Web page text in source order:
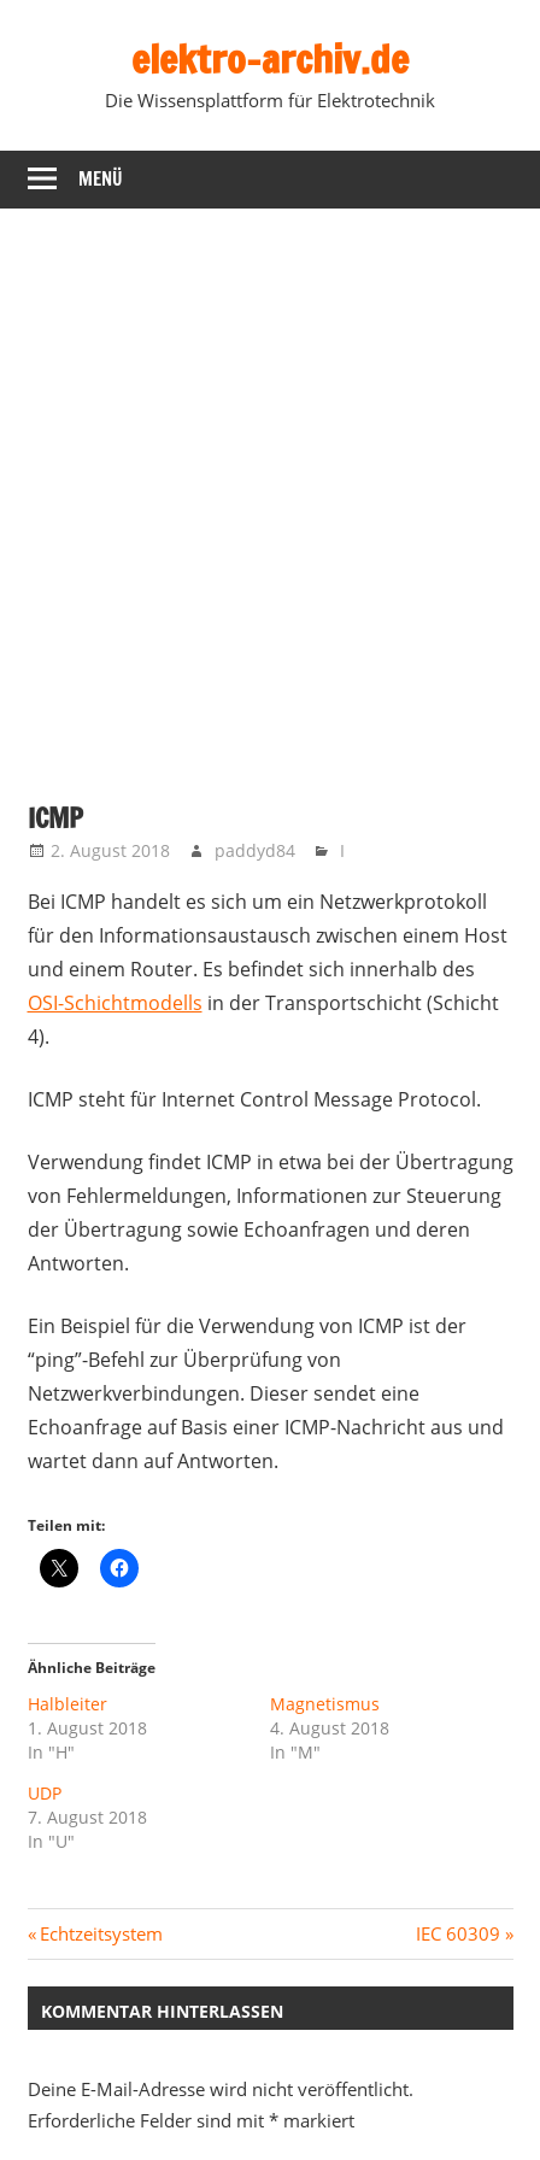
elektro-archiv.de
Die Wissensplattform für Elektrotechnik
MENÜ
ICMP
2. August 2018 paddyd84 I
Bei ICMP handelt es sich um ein Netzwerkprotokoll
für den Informationsaustausch zwischen einem Host
und einem Router. Es befindet sich innerhalb des
OSI-Schichtmodells in der Transportschicht (Schicht
4).
ICMP steht für Internet Control Message Protocol.
Verwendung findet ICMP in etwa bei der Übertragung
von Fehlermeldungen, Informationen zur Steuerung
der Übertragung sowie Echoanfragen und deren
Antworten.
Ein Beispiel für die Verwendung von ICMP ist der
“ping”-Befehl zur Überprüfung von
Netzwerkverbindungen. Dieser sendet eine
Echoanfrage auf Basis einer ICMP-Nachricht aus und
wartet dann auf Antworten.
Teilen mit:
Ähnliche Beiträge
Halbleiter
1. August 2018
In "H"
Magnetismus
4. August 2018
In "M"
UDP
7. August 2018
In "U"
Beitragsnavigation
Vorheriger
Beitrag:
Echtzeitsystem
Nächster
Beitrag:
IEC 60309
KOMMENTAR HINTERLASSEN
Deine E-Mail-Adresse wird nicht veröffentlicht.
Erforderliche Felder sind mit *markiert